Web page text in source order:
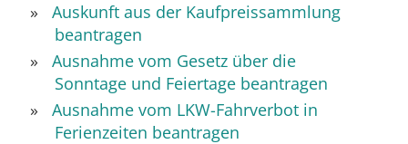
Auskunft aus der Kaufpreissammlung
beantragen
Ausnahme vom Gesetz über die
Sonntage und Feiertage beantragen
Ausnahme vom LKW-Fahrverbot in
Ferienzeiten beantragen